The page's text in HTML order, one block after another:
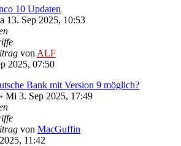
10 Updaten
13. Sep 2025, 10:53
von ALF
2025, 07:50
Bank mit Version 9 möglich?
Mi 3. Sep 2025, 17:49
von MacGuffin
11:42